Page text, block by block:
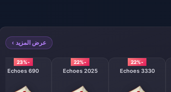
عرض المزيد ›
-22%
3330 Echoes
-22%
2025 Echoes
-23%
690 Echoes